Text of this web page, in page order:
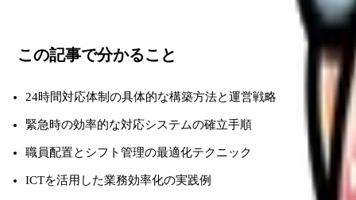
この記事で分かること
24時間対応体制の具体的な構築方法と運営戦略
緊急時の効率的な対応システムの確立手順
職員配置とシフト管理の最適化テクニック
ICTを活用した業務効率化の実践例